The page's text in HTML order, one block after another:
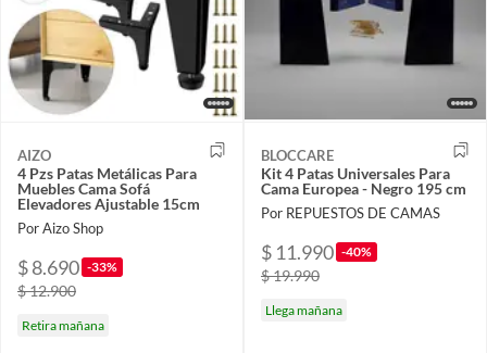
AIZO
4 Pzs Patas Metálicas Para
Muebles Cama Sofá
Elevadores Ajustable 15cm
Por Aizo Shop
$ 8.690 -33%
$ 12.900
Retira mañana
BLOCCARE
Kit 4 Patas Universales Para
Cama Europea - Negro 195 cm
Por REPUESTOS DE CAMAS
$ 11.990 -40%
$ 19.990
Llega mañana